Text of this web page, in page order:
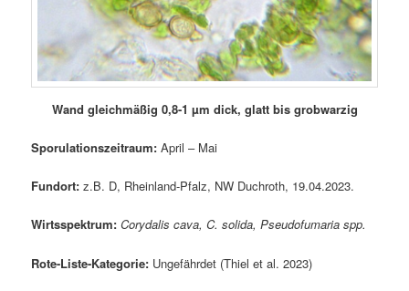
Wand gleichmäßig 0,8-1 µm dick, glatt bis grobwarzig
Sporulationszeitraum:April – Mai
Fundort: z.B. D, Rheinland-Pfalz, NW Duchroth, 19.04.2023.
Wirtsspektrum: Corydalis cava, C. solida, Pseudofumaria spp.
Rote-Liste-Kategorie: Ungefährdet (Thiel et al. 2023)